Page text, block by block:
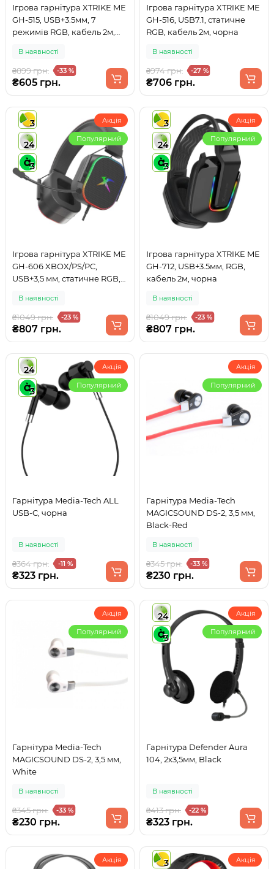
Ігрова гарнітура XTRIKE ME
GH-515, USB+3.5мм, 7
режимів RGB, кабель 2м,
В наявності
₴899 грн. -33 %
₴605 грн.
Ігрова гарнітура XTRIKE ME
GH-516, USB7.1, статичне
RGB, кабель 2м, чорна
В наявності
₴974 грн. -27 %
₴706 грн.
3
24
3
Акція
Популярний
Ігрова гарнітура XTRIKE ME
GH-606 XBOX/PS/PC,
USB+3,5 мм, статичне RGB,
В наявності
₴1049 грн. -23 %
₴807 грн.
3
24
3
Акція
Популярний
Ігрова гарнітура XTRIKE ME
GH-712, USB+3.5мм, RGB,
кабель 2м, чорна
В наявності
₴1049 грн. -23 %
₴807 грн.
24
3
Акція
Популярний
Гарнітура Media-Tech ALL
USB-C, чорна
В наявності
₴364 грн. -11 %
₴323 грн.
Акція
Популярний
Гарнітура Media-Tech
MAGICSOUND DS-2, 3,5 мм,
Black-Red
В наявності
₴345 грн. -33 %
₴230 грн.
Акція
Популярний
Гарнітура Media-Tech
MAGICSOUND DS-2, 3,5 мм,
White
В наявності
₴345 грн. -33 %
₴230 грн.
24
3
Акція
Популярний
Гарнітура Defender Aura
104, 2х3,5мм, Black
В наявності
₴413 грн. -22 %
₴323 грн.
Акція
3
Акція